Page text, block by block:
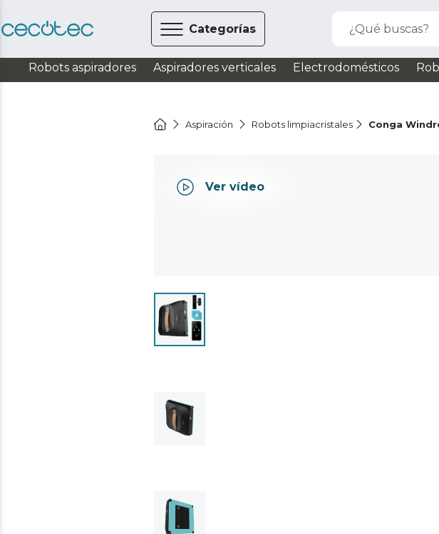
Categorías ¿Qué buscas?
Robots aspiradores Aspiradores verticales Electrodomésticos
Aspiración Robots limpiacristales Conga
Ver vídeo